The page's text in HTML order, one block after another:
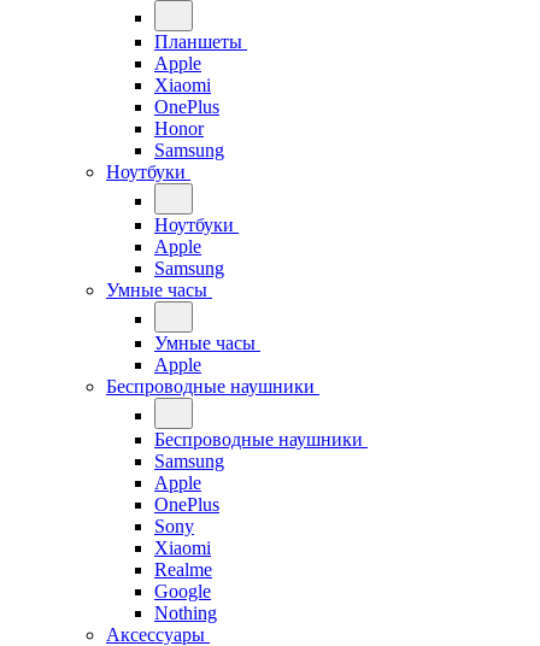
Планшеты
Apple
Xiaomi
OnePlus
Honor
Samsung
Ноутбуки
Ноутбуки
Apple
Samsung
Умные часы
Умные часы
Apple
Беспроводные наушники
Беспроводные наушники
Samsung
Apple
OnePlus
Sony
Xiaomi
Realme
Google
Nothing
Аксессуары